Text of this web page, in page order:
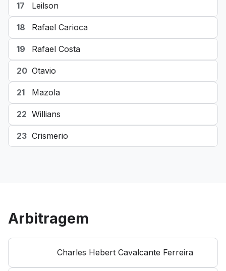
17 Leilson
18 Rafael Carioca
19 Rafael Costa
20 Otavio
21 Mazola
22 Willians
23 Crismerio
Arbitragem
Charles Hebert Cavalcante Ferreira